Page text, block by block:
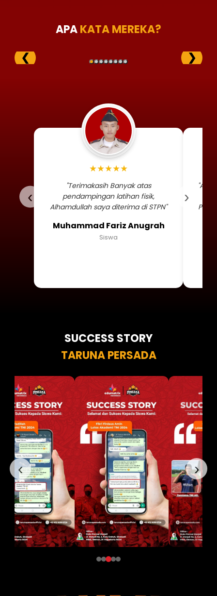
APAKATA MEREKA?
❮ ❯
‹
Foto profil siswa
★★★★★
"Terimakasih Banyak atas
pendampingan latihan fisik,
Alhamdullah saya diterima di STPN"
Muhammad Fariz Anugrah
Siswa
›
SUCCESS STORY
TARUNA PERSADA
‹ ›